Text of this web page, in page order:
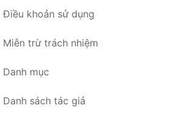
Điều khoản sử dụng
Miễn trừ trách nhiệm
Danh mục
Danh sách tác giả